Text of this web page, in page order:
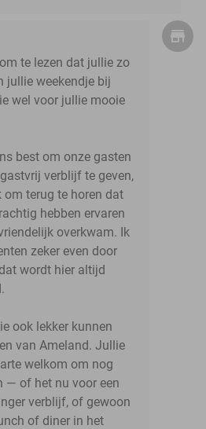
te lezen dat jullie zo
jullie weekendje bij
wel voor jullie mooie
best om onze gasten
verblijf te geven,
om terug te horen dat
hebben ervaren
overkwam. Ik
zeker even door
wordt hier altijd
ook lekker kunnen
van Ameland. Jullie
welkom om nog
— of het nu voor een
verblijf, of gewoon
of diner in het